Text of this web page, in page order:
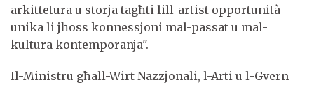
arkittetura u storja tagħti lill-artist opportunità
unika li jħoss konnessjoni mal-passat u mal-
kultura kontemporanja".
Il-Ministru għall-Wirt Nazzjonali, l-Arti u l-Gvern